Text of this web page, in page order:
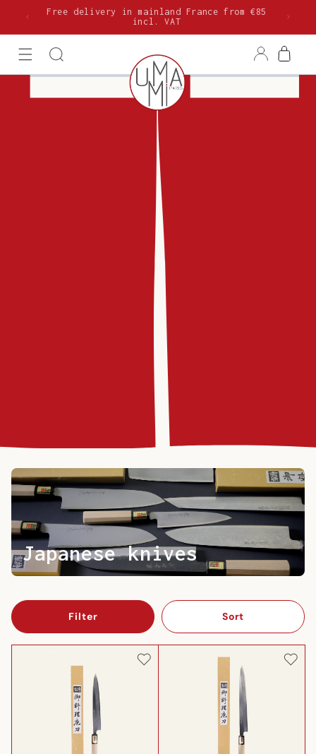
Skip to
content
Free delivery in mainland France from €85
incl. VAT
Log
in
Cart
Japanese knives
Filter Sort